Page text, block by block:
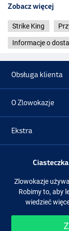
Zobacz więcej
Strike King
Informacje o
Obsługa klienta
O Zlowokazje
Ekstra
Promocje
Obserwuj nas
Zlowokazje
Robimy to, aby
wiedzieć